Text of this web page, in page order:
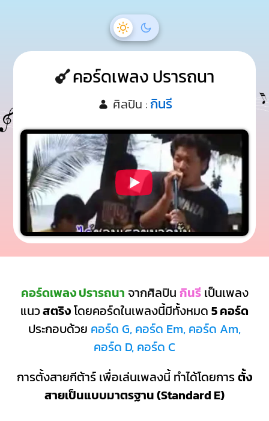
คอร์ดเพลง ปรารถนา
ศิลปิน : กินรี
คอร์ดเพลง ปรารถนา จากศิลปิน กินรีเป็นเพลง
แนวสตริงโดยคอร์ดในเพลงนี้มีทั้งหมด 5 คอร์ด
ประกอบด้วย คอร์ด G, คอร์ด Em, คอร์ด Am,
คอร์ด D, คอร์ด C
การตั้งสายกีต้าร์ เพื่อเล่นเพลงนี้ ทำได้โดยการตั้ง
สายเป็นแบบมาตรฐาน (Standard E)